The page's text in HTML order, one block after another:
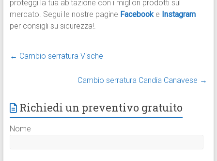
proteggi la tua abitazione con i migliori prodotti sul
mercato. Segui le nostre pagine Facebook e Instagram
per consigli su sicurezza!.
← Cambio serratura Vische
Cambio serratura Candia Canavese →
Richiedi un preventivo gratuito
Nome